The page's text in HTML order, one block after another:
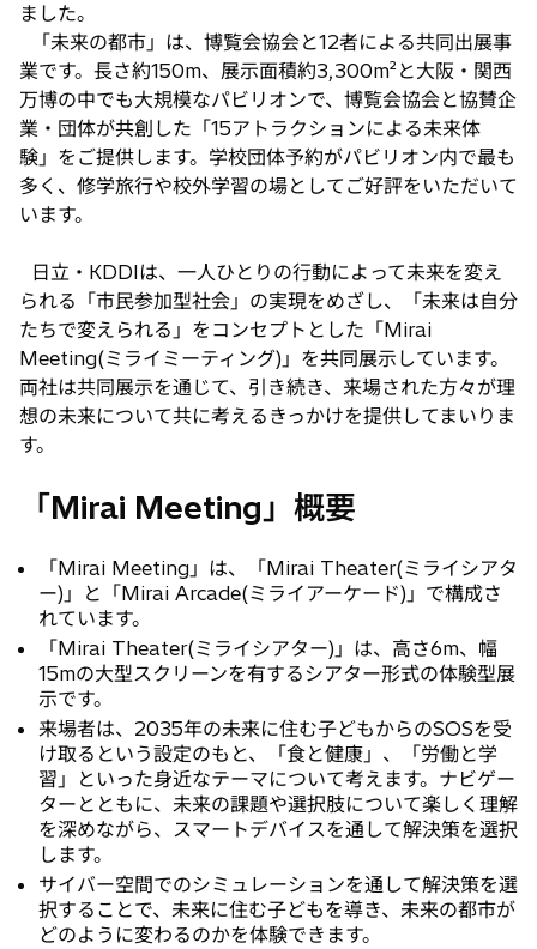
ました。
「未来の都市」は、博覧会協会と12者による共同出展事
業です。長さ約150m、展示面積約3,300m²と大阪・関西
万博の中でも大規模なパビリオンで、博覧会協会と協賛企
業・団体が共創した「15アトラクションによる未来体
験」をご提供します。学校団体予約がパビリオン内で最も
多く、修学旅行や校外学習の場としてご好評をいただいて
います。
日立・KDDIは、一人ひとりの行動によって未来を変え
られる「市民参加型社会」の実現をめざし、「未来は自分
たちで変えられる」をコンセプトとした「Mirai
Meeting(ミライミーティング)」を共同展示しています。
両社は共同展示を通じて、引き続き、来場された方々が理
想の未来について共に考えるきっかけを提供してまいりま
す。
「Mirai Meeting」概要
「Mirai Meeting」は、「Mirai Theater(ミライシアタ
ー)」と「Mirai Arcade(ミライアーケード)」で構成さ
れています。
「Mirai Theater(ミライシアター)」は、高さ6m、幅
15mの大型スクリーンを有するシアター形式の体験型展
示です。
来場者は、2035年の未来に住む子どもからのSOSを受
け取るという設定のもと、「食と健康」、「労働と学
習」といった身近なテーマについて考えます。ナビゲー
ターとともに、未来の課題や選択肢について楽しく理解
を深めながら、スマートデバイスを通して解決策を選択
します。
サイバー空間でのシミュレーションを通して解決策を選
択することで、未来に住む子どもを導き、未来の都市が
どのように変わるのかを体験できます。